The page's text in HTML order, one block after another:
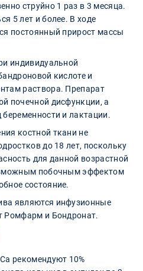
струйно 1 раз в 3 месяца.
5 лет и более. В ходе
постоянный прирост массы
индивидуальной
кислоте и
раствора. Препарат
почечной дисфункции, а
и лактации.
костной ткани не
до 18 лет, поскольку
для данной возрастной
побочным эффектом
состояние.
являются инфузионные
Ромфарм и Бондронат.
рекомендуют 10%